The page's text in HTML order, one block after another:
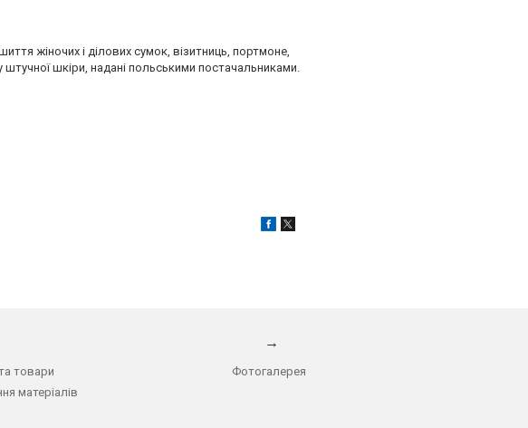
жіночих і ділових сумок, візитниць, портмоне,
шкіри, надані польськими постачальниками.
товари
матеріалів
→
Фотогалерея